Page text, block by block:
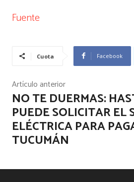
Fuente
Cuota Facebook
Artículo anterior
NO TE DUERMAS:
PUEDE SOLICITAR EL
ELÉCTRICA PARA
TUCUMÁN